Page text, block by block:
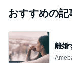
おすすめの記
離婚